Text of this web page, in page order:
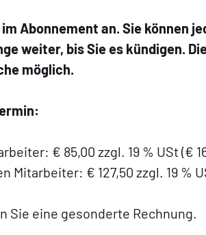
Abonnement an. Sie können
weiter, bis Sie es kündigen.
möglich.
€ 85,00 zzgl. 19 % USt (€
€ 127,50 zzgl. 19 %
Sie eine gesonderte Rechnung.